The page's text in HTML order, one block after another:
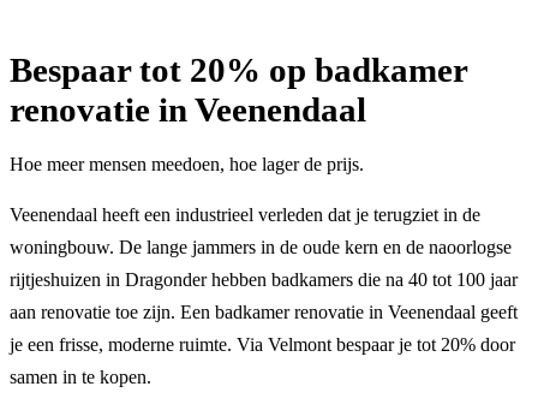
Bespaartot 20% op badkamer
renovatie in Veenendaal
Hoe meer mensen meedoen, hoe lager de prijs.
Veenendaal heeft een industrieel verleden dat je terugziet in de
woningbouw. De lange jammers in de oude kern en de naoorlogse
rijtjeshuizen in Dragonder hebben badkamers die na 40 tot 100 jaar
aan renovatie toe zijn. Een badkamer renovatie in Veenendaal geeft
je een frisse, moderne ruimte. Via Velmont bespaar je tot 20% door
samen in te kopen.